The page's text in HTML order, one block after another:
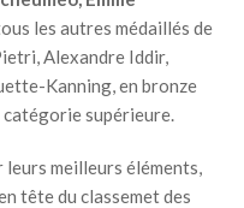
les autres médaillés de
Alexandre Iddir,
Kanning, en bronze
catégorie supérieure.
leurs meilleurs éléments,
tête du classemet des